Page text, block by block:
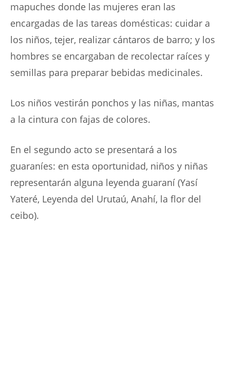
mapuches donde las mujeres eran las
encargadas de las tareas domésticas: cuidar a
los niños, tejer, realizar cántaros de barro; y los
hombres se encargaban de recolectar raíces y
semillas para preparar bebidas medicinales.
Los niños vestirán ponchos y las niñas, mantas
a la cintura con fajas de colores.
En el segundo acto se presentará a los
guaraníes: en esta oportunidad, niños y niñas
representarán alguna leyenda guaraní (Yasí
Yateré, Leyenda del Urutaú, Anahí, la flor del
ceibo).